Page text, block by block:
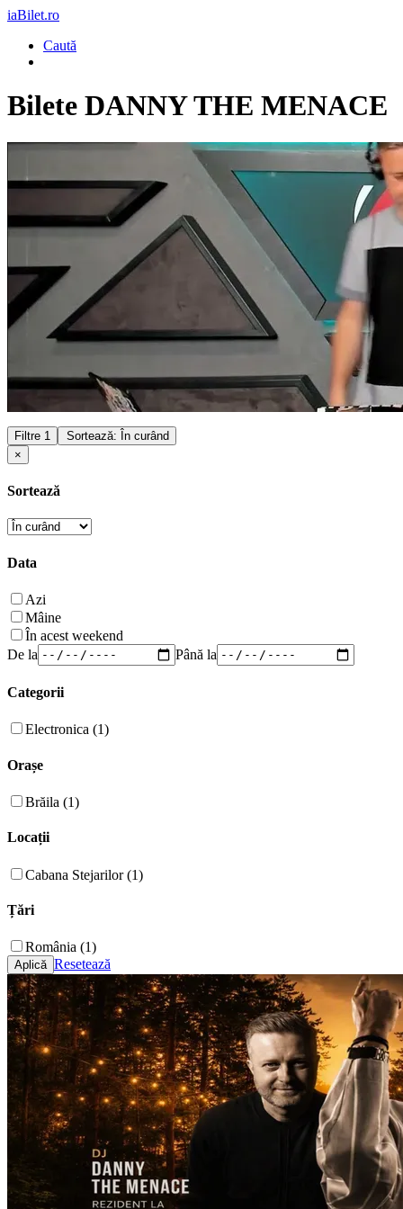
iaBilet.ro
Caută
Bilete DANNY THE MENACE
Filtre 1
Sortează: În curând
×
Sortează
Data
Azi
Mâine
În acest weekend
De la
Până la
Categorii
Electronica (1)
Orașe
Brăila (1)
Locații
Cabana Stejarilor (1)
Țări
România (1)
Resetează